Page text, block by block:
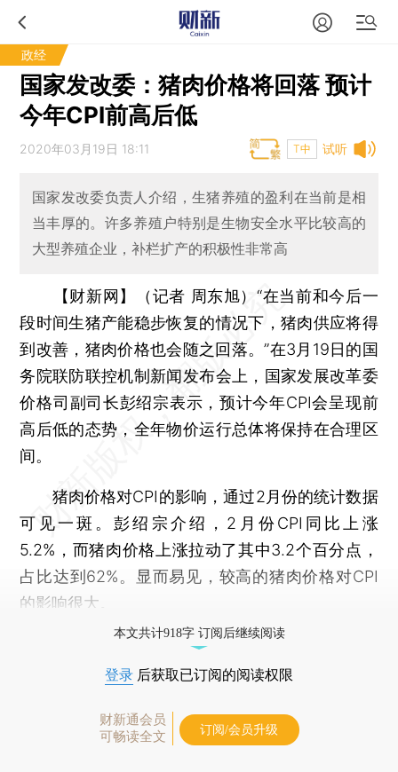
政经
国家发改委：猪肉价格将回落 预计
今年CPI前高后低
试听
2020年03月19日 18:11 T中
国家发改委负责人介绍，生猪养殖的盈利在当前是相
当丰厚的。许多养殖户特别是生物安全水平比较高的
大型养殖企业，补栏扩产的积极性非常高
【财新网】（记者 周东旭）“在当前和今后一
段时间生猪产能稳步恢复的情况下，猪肉供应将得
到改善，猪肉价格也会随之回落。”在3月19日的国
务院联防联控机制新闻发布会上，国家发展改革委
价格司副司长彭绍宗表示，预计今年CPI会呈现前
高后低的态势，全年物价运行总体将保持在合理区
间。
猪肉价格对CPI的影响，通过2月份的统计数据
可见一斑。彭绍宗介绍，2月份CPI同比上涨
5.2%，而猪肉价格上涨拉动了其中3.2个百分点，
占比达到62%。显而易见，较高的猪肉价格对CPI
的影响很大。
本文共计918字 订阅后继续阅读
登录 后获取已订阅的阅读权限
财新通会员
可畅读全文
订阅/会员升级